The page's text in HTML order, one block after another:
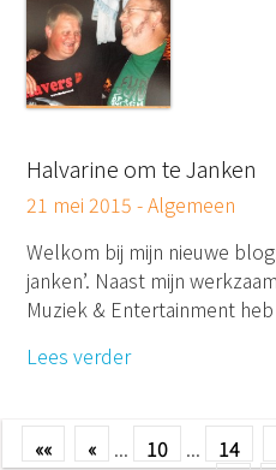
Halvarine om te Janken
21 mei 2015 -Algemeen
Welkom bij mijn nieuwe
janken’. Naast mijn
Muziek & Entertainment
Lees verder
«« « ... 10 ... 14